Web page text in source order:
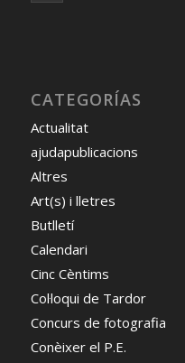
CATEGORÍAS
Actualitat
ajudapublicacions
Altres
Art(s) i lletres
Butlletí
Calendari
Cinc Cèntims
Col·loqui de Tardor
Concurs de fotografia
Conèixer el P.E.